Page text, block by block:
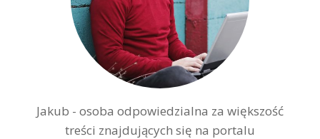
Jakub - osoba odpowiedzialna za większość
treści znajdujących się na portalu